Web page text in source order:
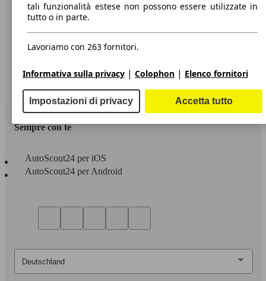
Informazioni
Privacy
Dichiarazione di Accessibilità
Servizi
Area rivenditori
Sempre con te
AutoScout24 per iOS
AutoScout24 per Android
tali funzionalità estese non possono essere utilizzate in
tutto o in parte.
Lavoriamo con 263 fornitori.
Informativa sulla privacy | Colophon | Elenco fornitori
Impostazioni di privacy Accetta tutto